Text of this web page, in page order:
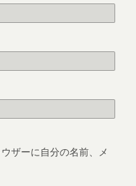
ザーに自分の名前、メ